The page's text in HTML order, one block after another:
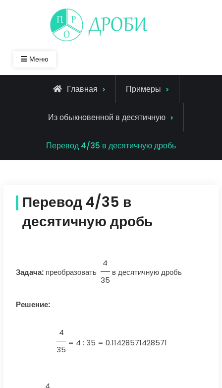
Меню
Главная Примеры
Из обыкновенной в десятичную
Перевод 4/35 в десятичную дробь
Перевод 4/35 в
десятичную дробь
Задача:преобразовать
4
35
в десятичную дробь
Решение:
4
35
= 4 : 35 = 0.11428571428571
4